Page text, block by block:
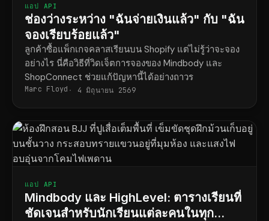
แอป API
ช่องว่างระหว่าง "ฉันจ่ายเงินแล้ว" กับ "ฉัน
จองเรียบร้อยแล้ว"
ลูกค้าซื้อแพ็กเกจคลาสเรียนบน Shopify แต่ไม่รู้ว่าจะจอง
อย่างไร นี่คือวิธีที่วิดเจ็ตการจองของ Mindbody และ
ShopConnect ช่วยแก้ปัญหานี้ได้อย่างถาวร
Marc Floyd 4 มิถุนายน 2569
แอป API
Mindbody และ HighLevel: ตารางเรียนที่
ชัดเจนสำหรับนักเรียนแต่ละคนในทุก